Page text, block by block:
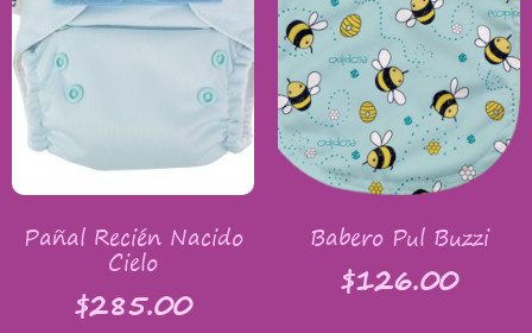
Pañal Recién Nacido
Cielo
$285.00
Babero Pul Buzzi
$126.00